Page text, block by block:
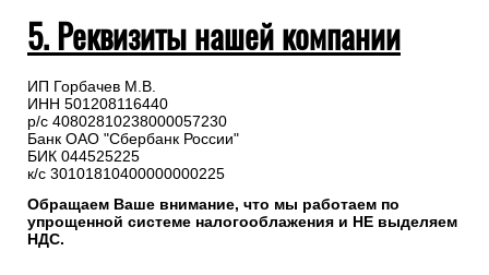
5. Реквизиты нашей компании
ИП Горбачев М.В.
ИНН 501208116440
р/с 40802810238000057230
Банк ОАО "Сбербанк России"
БИК 044525225
к/с 30101810400000000225
Обращаем Ваше внимание, что мы работаем по
упрощенной системе налогооблажения и НЕ выделяем
НДС.